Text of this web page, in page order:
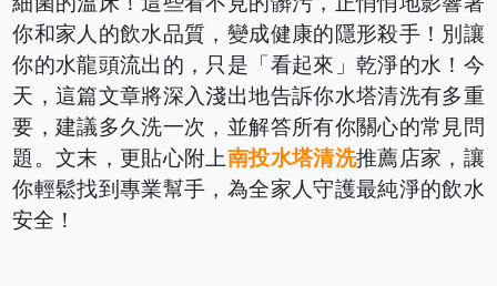
你和家人的飲水品質，變成健康的隱形殺手！別讓
你的水龍頭流出的，只是「看起來」乾淨的水！今
天，這篇文章將深入淺出地告訴你水塔清洗有多重
要，建議多久洗一次，並解答所有你關心的常見問
題。文末，更貼心附上南投水塔清洗推薦店家，讓
你輕鬆找到專業幫手，為全家人守護最純淨的飲水
安全！